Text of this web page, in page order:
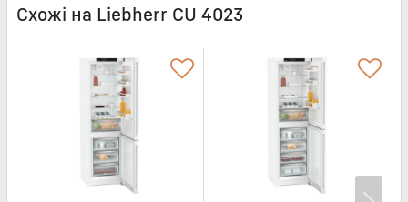
Схожі на Liebherr CU 4023